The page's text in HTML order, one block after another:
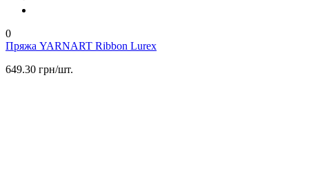
0
Пряжа YARNART Ribbon Lurex
649.30 грн/шт.